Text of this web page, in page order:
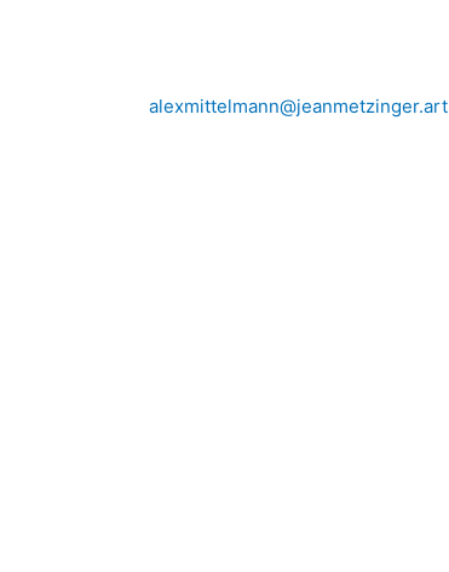
alexmittelmann@jeanmetzinger.art